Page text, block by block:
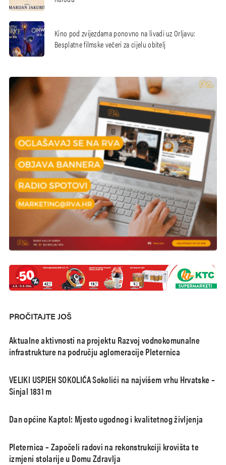
Kino pod zvijezdama ponovno na livadi uz Orljavu:
Besplatne filmske večeri za cijelu obitelj
PROČITAJTE JOŠ
Aktualne aktivnosti na projektu Razvoj vodnokomunalne
infrastrukture na području aglomeracije Pleternica
VELIKI USPJEH SOKOLIĆA Sokolići na najvišem vrhu Hrvatske –
Sinjal 1831 m
Dan općine Kaptol: Mjesto ugodnog i kvalitetnog življenja
Pleternica – Započeli radovi na rekonstrukciji krovišta te
izmjeni stolarije u Domu Zdravlja